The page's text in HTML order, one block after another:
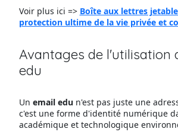
Voir plus ici => Boîte aux lettres
protection ultime de la vie privée et
Avantages de l'utilisation
edu
Un email edun'est pas juste une
c'est une forme d'identité numérique
académique et technologique